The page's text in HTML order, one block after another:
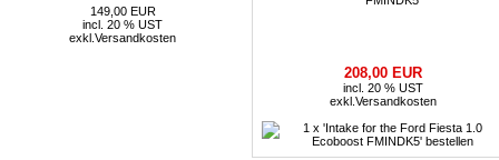
149,00 EUR
incl. 20 % UST
exkl. Versandkosten
208,00 EUR
incl. 20 % UST
exkl. Versandkosten